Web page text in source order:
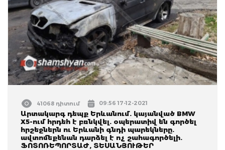
41068 դիտում 09:56 17-12-2021
Արտակարգ դեպք Երևանում. կայանված BMW
X5-ում հրդեհ է բռնկվել. օպերատիվ են գործել
հրշեջներն ու Երևանի գնդի պարեկները.
ավտոմեքենան դարձել է ոչ շահագործելի.
ՖՈՏՈՌԵՊՈՐՏԱԺ, ՏԵՍԱՆՅՈՒԹԵՐ